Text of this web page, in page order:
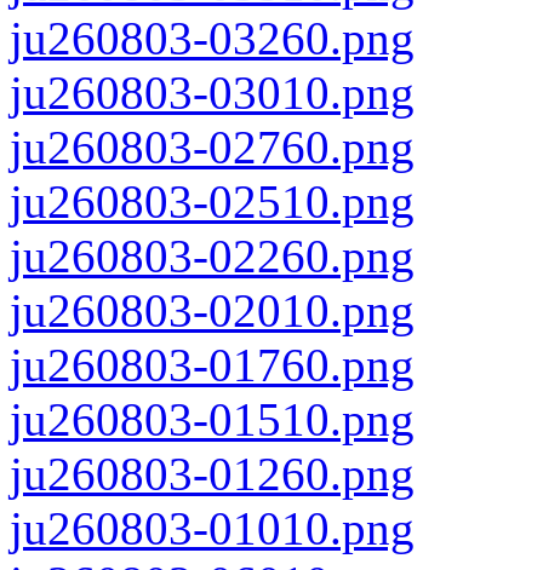
ju260803-03260.png
ju260803-03010.png
ju260803-02760.png
ju260803-02510.png
ju260803-02260.png
ju260803-02010.png
ju260803-01760.png
ju260803-01510.png
ju260803-01260.png
ju260803-01010.png